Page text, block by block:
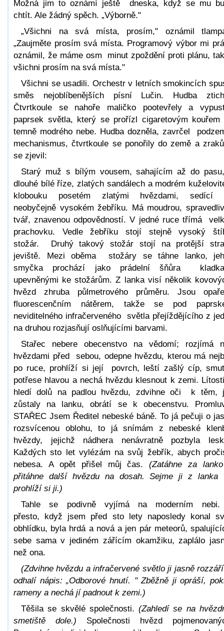
Možná jim to oznámí ještě dneska, když se mu
chtít. Ale žádný spěch. „Výborně."
„Všichni na svá místa, prosím," oznámil
„Zaujměte prosím svá místa. Programový výbor mi
oznámil, že máme osm minut zpoždění proti plánu,
všichni prosím na svá místa."
Všichni se usadili. Orchestr v letních smokincích
směs nejoblíbenějších písní Lučin. Hudba
Čtvrtkoule se nahoře maličko pootevřely a
paprsek světla, který se prořízl cigaretovým kouřem
temně modrého nebe. Hudba dozněla, zavrčel
mechanismus, čtvrtkoule se ponořily do země a
se zjevil:
Starý muž s bílým vousem, sahajícím až do
dlouhé bílé říze, zlatých sandálech a modrém
klobouku posetém zlatými hvězdami, sedící
neobyčejně vysokém žebříku. Má moudrou,
tvář, znavenou odpovědností. V jedné ruce třímá
prachovku. Vedle žebříku stojí stejně vysoký
stožár. Druhý takový stožár stojí na protější
jeviště. Mezi oběma stožáry se táhne lanko,
smyčka prochází jako prádelní šňůra
upevněnými ke stožárům. Z lanka visí několik
hvězd zhruba půlmetrového průměru. Jsou
fluorescenčním nátěrem, takže se pod
neviditelného infračerveného světla přejíždějícího z
na druhou rozjasňují oslňujícími barvami.
Stařec nebere obecenstvo na vědomí; rozjímá
hvězdami před sebou, odepne hvězdu, kterou má
po ruce, prohlíží si její povrch, leští zašlý cíp,
potřese hlavou a nechá hvězdu klesnout k zemi.
hledí dolů na padlou hvězdu, zdvihne oči k těm,
zůstaly na lanku, obrátí se k obecenstvu.
STAŘEC Jsem Ředitel nebeské báně. To já pečuji o
rozsvícenou oblohu, to já snímám z nebeské
hvězdy, jejichž nádhera nenávratně pozbyla
Každých sto let vylézám na svůj žebřík, abych
nebesa. A opět přišel můj čas.(Zatáhne za
přitáhne další hvězdu na dosah. Sejme ji z
prohlíží si ji.)
Tahle se podivně vyjímá na moderním
přesto, když jsem před sto lety naposledy konal
obhlídku, byla hrdá a nová a jen pár meteorů,
sebe sama v jediném zářícím okamžiku, zaplálo
než ona.
(Zdvihne hvězdu a infračervené světlo ji jasně
odhalí nápis: „Odborové hnutí. " Zběžně ji opráší,
rameny a nechá jí padnout k zemi.)
Těšila se skvělé společnosti.(Zahledí se na
smetiště dole.) Společnosti hvězd